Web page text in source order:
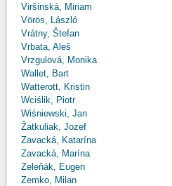
Viršinská, Miriam
Vörös, László
Vrátny, Štefan
Vrbata, Aleš
Vrzgulová, Monika
Wallet, Bart
Watterott, Kristin
Wciślik, Piotr
Wiśniewski, Jan
Žatkuliak, Jozef
Zavacká, Katarína
Zavacká, Marína
Zeleňák, Eugen
Zemko, Milan